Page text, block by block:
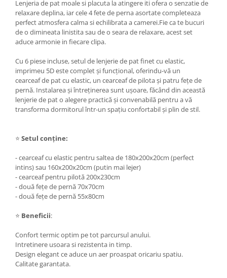
Lenjeria de pat moale si placuta la atingere iti ofera o senzatie de
relaxare deplina, iar cele 4 fete de perna asortate completeaza
perfect atmosfera calma si echilibrata a camerei.Fie ca te bucuri
de o dimineata linistita sau de o seara de relaxare, acest set
aduce armonie in fiecare clipa.
Cu 6 piese incluse, setul de lenjerie de pat finet cu elastic,
imprimeu 5D este complet și funcțional, oferindu-vă un
cearceaf de pat cu elastic, un cearceaf de pilota și patru fețe de
pernă. Instalarea și întreținerea sunt ușoare, făcând din această
lenjerie de pat o alegere practică și convenabilă pentru a vă
transforma dormitorul într-un spațiu confortabil și plin de stil.
⭐ Setul conține:
- cearceaf cu elastic pentru saltea de 180x200x20cm (perfect
intins) sau 160x200x20cm (putin mai lejer)
- cearceaf pentru pilotă 200x230cm
- două fețe de pernă 70x70cm
- două fețe de pernă 55x80cm
⭐ Beneficii:
Confort termic optim pe tot parcursul anului.
Intretinere usoara si rezistenta in timp.
Design elegant ce aduce un aer proaspat oricariu spatiu.
Calitate garantata.